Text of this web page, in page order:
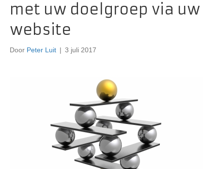
met uw doelgroep via uw
website
Door Peter Luit | 3 juli 2017